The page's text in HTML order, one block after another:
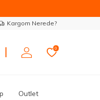
Kargom Nerede?
0
Outlet